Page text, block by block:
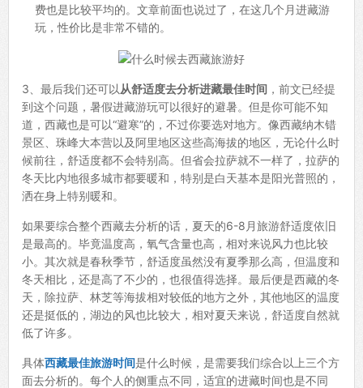
费也是比较平均的。文章前面也说过了，在这几个月进藏游
玩，性价比是非常不错的。
3、最后我们还可以 从舒适度去分析进藏最佳时间 ，前文已经提
到这个问题，暑假进藏游玩可以很好的避暑。但是你可能不知
道，西藏也是可以“避寒”的，不过你要选对地方。像西藏纳木错
景区、珠峰大本营以及阿里地区这些高海拔的地区，无论什么时
候前往，舒适度都不会特别高。但省会拉萨就不一样了，拉萨的
冬天比内地很多城市都要暖和，特别是白天基本是阳光普照的，
洒在身上特别暖和。
如果要综合整个西藏去分析的话，夏天的6-8月旅游舒适度依旧
是最高的。毕竟温度高，氧气含量也高，相对来说风力也比较
小。其次就是春秋季节，舒适度虽然没有夏季那么高，但温度和
冬天相比，还是高了不少的，也很值得选择。最后便是西藏的冬
天，除拉萨、林芝等海拔相对较低的地方之外，其他地区的温度
还是挺低的，湖边的风也比较大，相对夏天来说，舒适度自然就
低了许多。
具体西藏最佳旅游时间是什么时候，是需要我们综合以上三个方
面去分析的。每个人的侧重点不同，适宜的进藏时间也是不同